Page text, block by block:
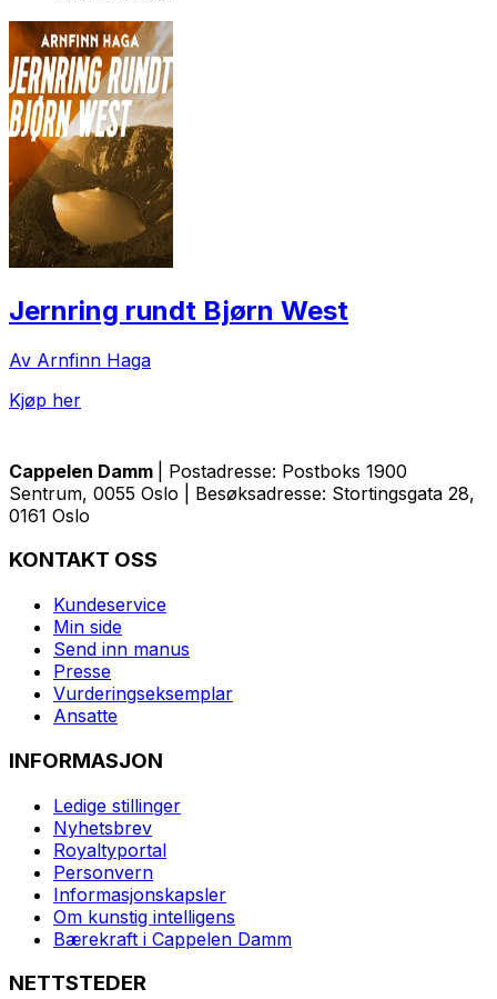
Jernring rundt Bjørn West
Av Arnfinn Haga
Kjøp her
Cappelen Damm
| Postadresse: Postboks 1900
Sentrum, 0055 Oslo | Besøksadresse: Stortingsgata 28,
0161 Oslo
KONTAKT OSS
Kundeservice
Min side
Send inn manus
Presse
Vurderingseksemplar
Ansatte
INFORMASJON
Ledige stillinger
Nyhetsbrev
Royaltyportal
Personvern
Informasjonskapsler
Om kunstig intelligens
Bærekraft i Cappelen Damm
NETTSTEDER